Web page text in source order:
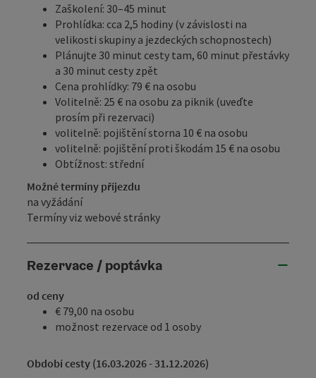
Zaškolení: 30–45 minut
Prohlídka: cca 2,5 hodiny (v závislosti na
velikosti skupiny a jezdeckých schopnostech)
Plánujte 30 minut cesty tam, 60 minut přestávky
a 30 minut cesty zpět
Cena prohlídky: 79 € na osobu
Volitelně: 25 € na osobu za piknik (uveďte
prosím při rezervaci)
volitelně: pojištění storna 10 € na osobu
volitelně: pojištění proti škodám 15 € na osobu
Obtížnost: střední
Možné termíny příjezdu
na vyžádání
Termíny viz webové stránky
Rezervace / poptávka
od ceny
€ 79,00 na osobu
možnost rezervace od 1 osoby
Období cesty (16.03.2026 - 31.12.2026)